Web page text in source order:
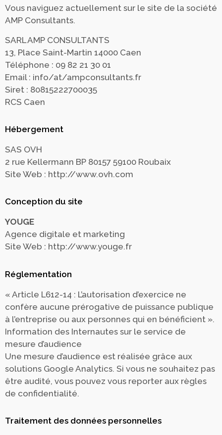
Vous naviguez actuellement sur le site de la société
AMP Consultants.
SARL AMP CONSULTANTS
13, Place Saint-Martin 14000 Caen
Téléphone : 09 82 21 30 01
Email : info/at/ampconsultants.fr
Siret : 80815222700035
RCS Caen
Hébergement
SAS OVH
2 rue Kellermann BP 80157 59100 Roubaix
Site Web : http://www.ovh.com
Conception du site
YOUGE
Agence digitale et marketing
Site Web : http://www.youge.fr
Réglementation
« Article L612-14 : L’autorisation d’exercice ne
confère aucune prérogative de puissance publique
à l’entreprise ou aux personnes qui en bénéficient ».
Information des Internautes sur le service de
mesure d’audience
Une mesure d’audience est réalisée grâce aux
solutions Google Analytics. Si vous ne souhaitez pas
être audité, vous pouvez vous reporter aux règles
de confidentialité.
Traitement des données personnelles